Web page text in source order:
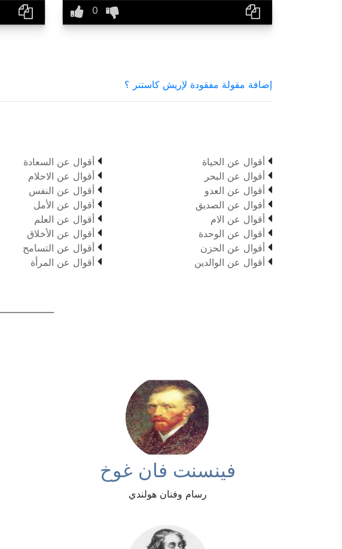
إضافة مقولة مفقودة لإريش كاستنر ؟
 أقوال عن الحياة
 أقوال عن البحر
 أقوال عن العدو
 أقوال عن الصديق
 أقوال عن الام
 أقوال عن الوحدة
 أقوال عن الحزن
 أقوال عن الوالدين
 أقوال عن السعادة
 أقوال عن الاحلام
 أقوال عن النفس
 أقوال عن الأمل
 أقوال عن العلم
 أقوال عن الأخلاق
 أقوال عن التسامح
 أقوال عن المرأة
فينسنت فان غوخ
رسام وفنان هولندي